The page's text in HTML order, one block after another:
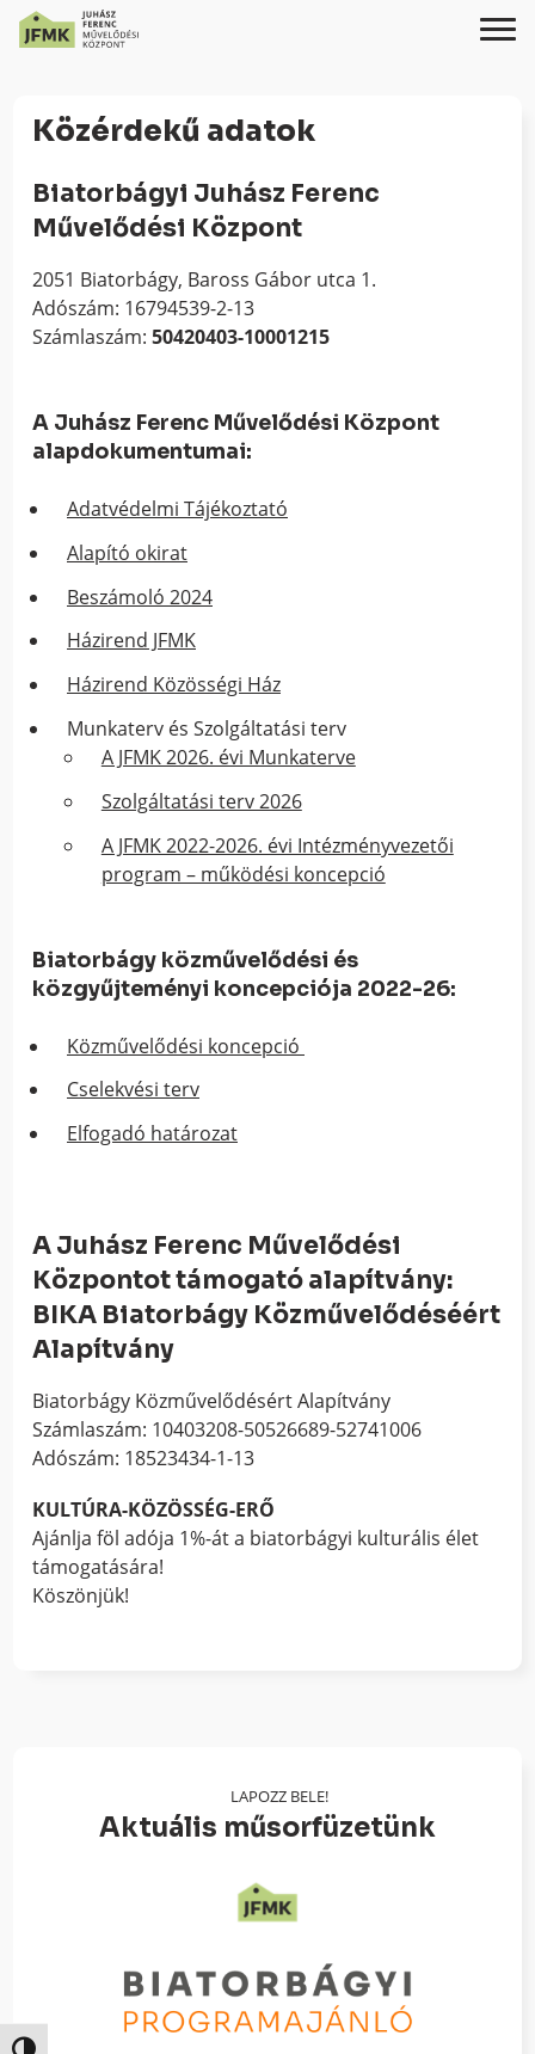
Content
navigációhozKözérdekű adatok
Biatorbágyi Juhász Ferenc
Művelődési Központ
2051 Biatorbágy, Baross Gábor utca 1.
Adószám: 16794539-2-13
Számlaszám:50420403-10001215
A Juhász Ferenc Művelődési Központ
alapdokumentumai:
Adatvédelmi Tájékoztató
Alapító okirat
Beszámoló 2024
Házirend JFMK
Házirend Közösségi Ház
Munkaterv és Szolgáltatási terv
A JFMK 2026. évi Munkaterve
Szolgáltatási terv 2026
A JFMK 2022-2026. évi Intézményvezetői
program – működési koncepció
Biatorbágy közművelődési és
közgyűjteményi koncepciója 2022-26:
Közművelődési koncepció
Cselekvési terv
Elfogadó határozat
A Juhász Ferenc Művelődési
Központot támogató alapítvány:
BIKA Biatorbágy Közművelődéséért
Alapítvány
Biatorbágy Közművelődésért Alapítvány
Számlaszám: 10403208-50526689-52741006
Adószám: 18523434-1-13
KULTÚRA-KÖZÖSSÉG-ERŐ
Ajánlja föl adója 1%-át a biatorbágyi kulturális élet
támogatására!
Köszönjük!
LAPOZZ BELE!
Aktuális műsorfüzetünk